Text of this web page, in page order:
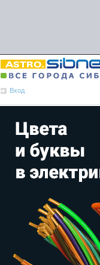
Вход